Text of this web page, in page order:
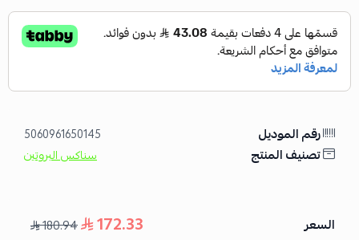
رقم الموديل 5060961650145
تصنيف المنتج سناكس البروتين
السعر 172.33
180.94